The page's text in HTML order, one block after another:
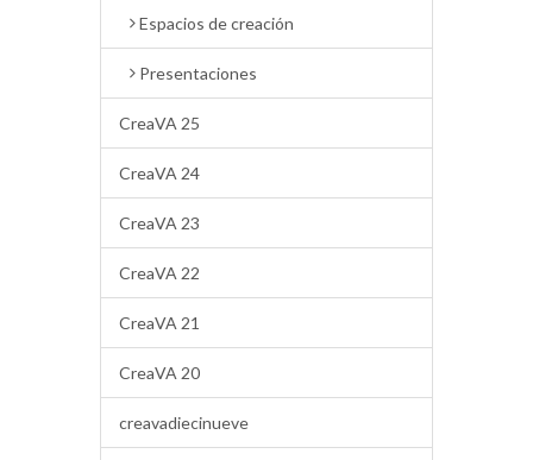
Espacios de creación
Presentaciones
CreaVA 25
CreaVA 24
CreaVA 23
CreaVA 22
CreaVA 21
CreaVA 20
creavadiecinueve